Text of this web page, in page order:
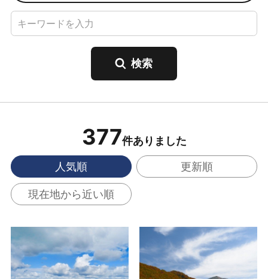
377件ありました
人気順 更新順
現在地から近い順
黄金崎不老ふ死温泉 の
詳細はこちら
酸ヶ湯温泉 の詳細はこ
ちら